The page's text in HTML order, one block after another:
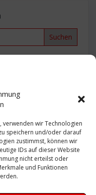
wir Technologien
speichern und/oder darauf
zustimmst, können wir
IDs auf dieser Website
nicht erteilst oder
und Funktionen
Sicherheit
SSL Ubuntu
VCSA Veeam
Windows